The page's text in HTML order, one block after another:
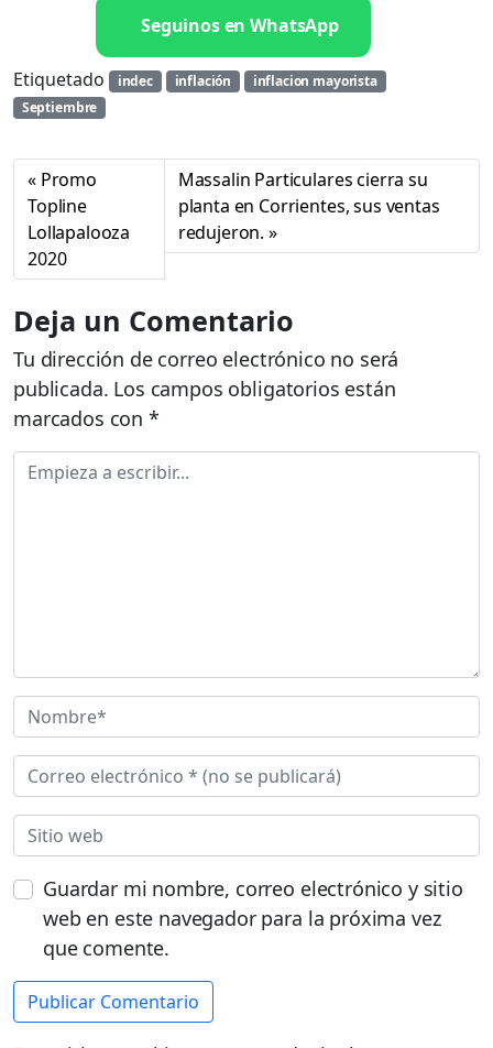
Seguinos en WhatsApp
Etiquetado indec inflación
inflacion mayorista
Septiembre
Promo
Topline
Lollapalooza
2020
Massalin Particulares cierra su
planta en Corrientes, sus ventas
redujeron.
Deja un Comentario
Tu dirección de correo electrónico no será
publicada. Los campos obligatorios están
marcados con *
Guardar mi nombre, correo electrónico y sitio
web en este navegador para la próxima vez
que comente.